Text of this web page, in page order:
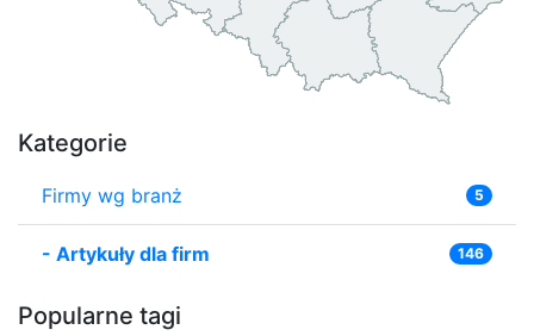
Kategorie
Firmy wg branż 5
- Artykuły dla firm 146
Popularne tagi